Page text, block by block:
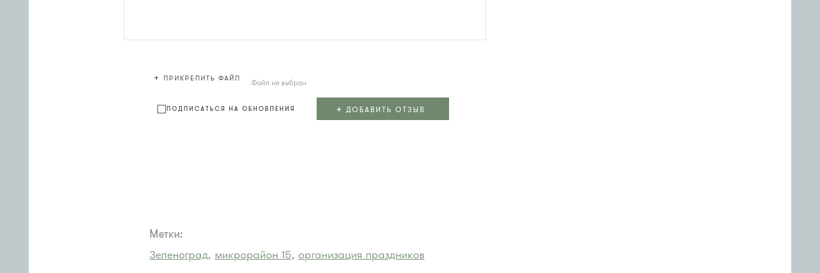
+ ПРИКРЕПИТЬ ФАЙЛ Файл не выбран
ПОДПИСАТЬСЯ НА ОБНОВЛЕНИЯ + ДОБАВИТЬ ОТЗЫВ
Метки:
Зеленоград, микрорайон 15, организация праздников